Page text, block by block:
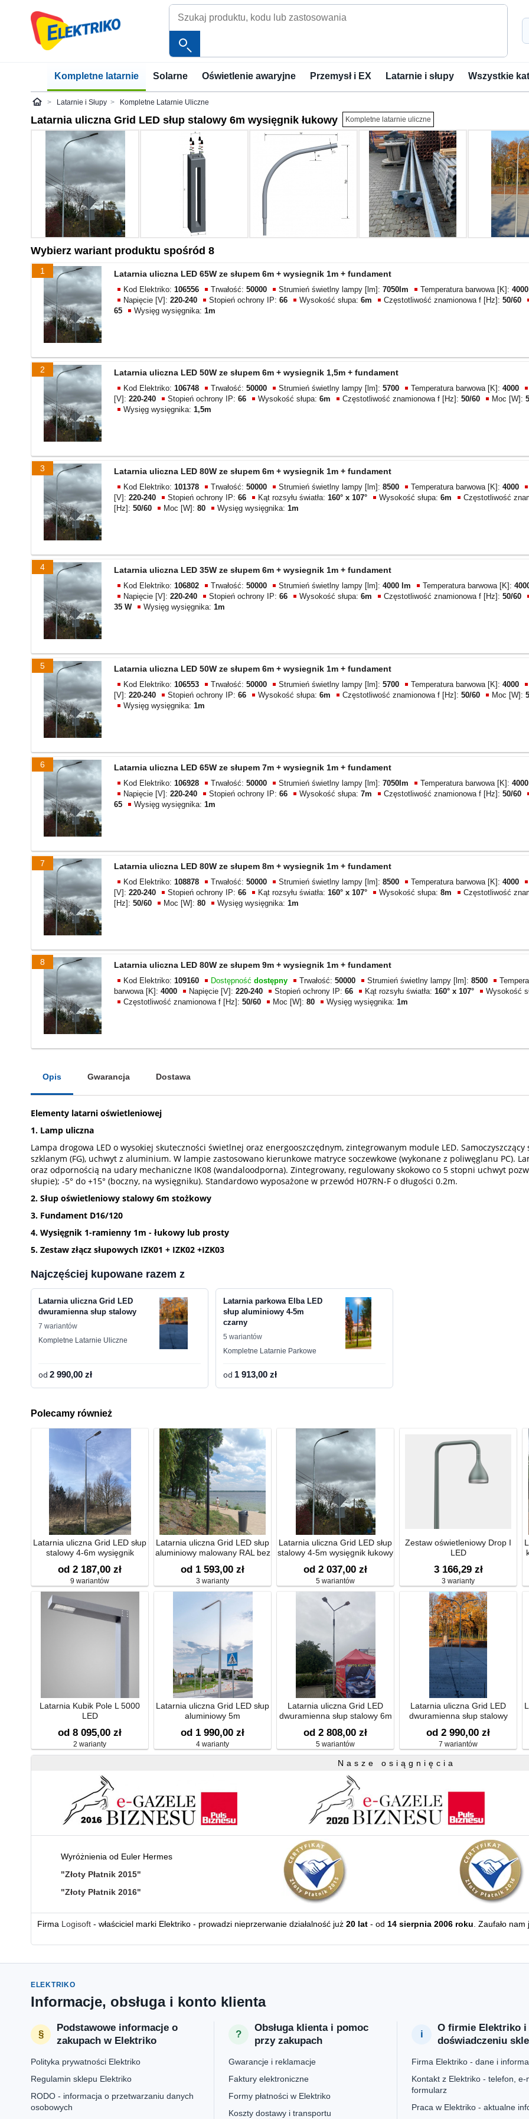
Kompletne latarnie Solarne Oświetlenie awaryjne Przemysł i EX Latarnie i słupy Wszystkie
ElektrikoLatarnie i Słupy Kompletne Latarnie Uliczne
Latarnia uliczna Grid LED słup stalowy 6m wysięgnik łukowy Kompletne latarnie uliczne
Wybierz wariant produktu spośród 8
1 Latarnia uliczna LED 65W ze słupem 6m + wysiegnik 1m + fundament
Kod Elektriko: 106556 Trwałość: 50000 Strumień świetlny lampy [lm]: 7050lm Temperatura barwowa [K]: 4000
Napięcie [V]: 220-240 Stopień ochrony IP: 66 Wysokość słupa: 6m Częstotliwość znamionowa f [Hz]: 50/60
65
Wysięg wysięgnika: 1m
2 Latarnia uliczna LED 50W ze słupem 6m + wysiegnik 1,5m + fundament
Kod Elektriko: 106748 Trwałość: 50000 Strumień świetlny lampy [lm]: 5700 Temperatura barwowa [K]: 4000
[V]: 220-240 Stopień ochrony IP: 66 Wysokość słupa: 6m Częstotliwość znamionowa f [Hz]: 50/60 Moc [W]:
Wysięg wysięgnika: 1,5m
3 Latarnia uliczna LED 80W ze słupem 6m + wysiegnik 1m + fundament
Kod Elektriko: 101378 Trwałość: 50000 Strumień świetlny lampy [lm]: 8500 Temperatura barwowa [K]: 4000
[V]: 220-240 Stopień ochrony IP: 66 Kąt rozsyłu światła: 160° x 107° Wysokość słupa: 6m
Częstotliwość
[Hz]: 50/60 Moc [W]: 80 Wysięg wysięgnika: 1m
4 Latarnia uliczna LED 35W ze słupem 6m + wysiegnik 1m + fundament
Kod Elektriko: 106802 Trwałość: 50000 Strumień świetlny lampy [lm]: 4000 lm Temperatura barwowa [K]:
Napięcie [V]: 220-240 Stopień ochrony IP: 66 Wysokość słupa: 6m Częstotliwość znamionowa f [Hz]: 50/60
35 W
Wysięg wysięgnika: 1m
5 Latarnia uliczna LED 50W ze słupem 6m + wysiegnik 1m + fundament
Kod Elektriko: 106553 Trwałość: 50000 Strumień świetlny lampy [lm]: 5700 Temperatura barwowa [K]: 4000
[V]: 220-240 Stopień ochrony IP: 66 Wysokość słupa: 6m Częstotliwość znamionowa f [Hz]: 50/60 Moc [W]:
Wysięg wysięgnika: 1m
6 Latarnia uliczna LED 65W ze słupem 7m + wysiegnik 1m + fundament
Kod Elektriko: 106928 Trwałość: 50000 Strumień świetlny lampy [lm]: 7050lm Temperatura barwowa [K]: 4000
Napięcie [V]: 220-240 Stopień ochrony IP: 66 Wysokość słupa: 7m Częstotliwość znamionowa f [Hz]: 50/60
65
Wysięg wysięgnika: 1m
7 Latarnia uliczna LED 80W ze słupem 8m + wysiegnik 1m + fundament
Kod Elektriko: 108878 Trwałość: 50000 Strumień świetlny lampy [lm]: 8500 Temperatura barwowa [K]: 4000
[V]: 220-240 Stopień ochrony IP: 66 Kąt rozsyłu światła: 160° x 107° Wysokość słupa: 8m
Częstotliwość
[Hz]: 50/60 Moc [W]: 80 Wysięg wysięgnika: 1m
8 Latarnia uliczna LED 80W ze słupem 9m + wysiegnik 1m + fundament
Kod Elektriko: 109160 Dostępność dostępny Trwałość: 50000 Strumień świetlny lampy [lm]: 8500
barwowa [K]: 4000 Napięcie [V]: 220-240 Stopień ochrony IP: 66 Kąt rozsyłu światła: 160° x 107°
Wysokość
Częstotliwość znamionowa f [Hz]: 50/60 Moc [W]: 80 Wysięg wysięgnika: 1m
Opis Gwarancja Dostawa
Elementy latarni oświetleniowej
1. Lamp uliczna
Lampa drogowa LED o wysokiej skuteczności świetlnej oraz energooszczędnym, zintegrowanym module LED.
szklanym (FG), uchwyt z aluminium. W lampie zastosowano kierunkowe matryce soczewkowe (wykonane z poliwęglanu PC).
oraz odpornością na udary mechaniczne IK08 (wandaloodporna). Zintegrowany, regulowany skokowo co 5 stopni uchwyt
słupie); -5° do +15° (boczny, na wysięgniku). Standardowo wyposażone w przewód H07RN-F o długości 0.2m.
2. Słup oświetleniowy stalowy 6m stożkowy
3. Fundament D16/120
4. Wysięgnik 1-ramienny 1m - łukowy lub prosty
5. Zestaw złącz słupowych IZK01 + IZK02 +IZK03
Najczęściej kupowane razem z
Latarnia uliczna Grid LED
dwuramienna słup stalowy
7 wariantów
Kompletne Latarnie Uliczne
od 2 990,00 zł
Latarnia parkowa Elba LED
słup aluminiowy 4-5m
czarny
5 wariantów
Kompletne Latarnie Parkowe
od 1 913,00 zł
Polecamy również
Latarnia uliczna Grid LED słup
stalowy 4-6m wysięgnik
od 2 187,00 zł
9 wariantów
Latarnia uliczna Grid LED słup
aluminiowy malowany RAL bez
od 1 593,00 zł
3 warianty
Latarnia uliczna Grid LED słup
stalowy 4-5m wysięgnik łukowy
od 2 037,00 zł
5 wariantów
Zestaw oświetleniowy Drop I
LED
3 166,29 zł
3 warianty
Latarnia Kubik Pole L 5000
LED
od 8 095,00 zł
2 warianty
Latarnia uliczna Grid LED słup
aluminiowy 5m
od 1 990,00 zł
4 warianty
Latarnia uliczna Grid LED
dwuramienna słup stalowy 6m
od 2 808,00 zł
5 wariantów
Latarnia uliczna Grid LED
dwuramienna słup stalowy
od 2 990,00 zł
7 wariantów
Nasze osiągnięcia
Wyróżnienia od Euler Hermes
"Złoty Płatnik 2015"
"Złoty Płatnik 2016"
Firma Logisoft - właściciel marki Elektriko - prowadzi nieprzerwanie działalność już 20 lat - od 14 sierpnia 2006 roku. Zaufało
ELEKTRIKO
Informacje, obsługa i konto klienta
Podstawowe informacje o
zakupach w Elektriko
Polityka prywatności Elektriko
Regulamin sklepu Elektriko
RODO - informacja o przetwarzaniu danych
osobowych
Obsługa klienta i pomoc
przy zakupach
Gwarancje i reklamacje
Faktury elektroniczne
Formy płatności w Elektriko
Koszty dostawy i transportu
O firmie Elektriko i
doświadczeniu
Firma Elektriko - dane i
Kontakt z Elektriko - telefon, e-
formularz
Praca w Elektriko - aktualne